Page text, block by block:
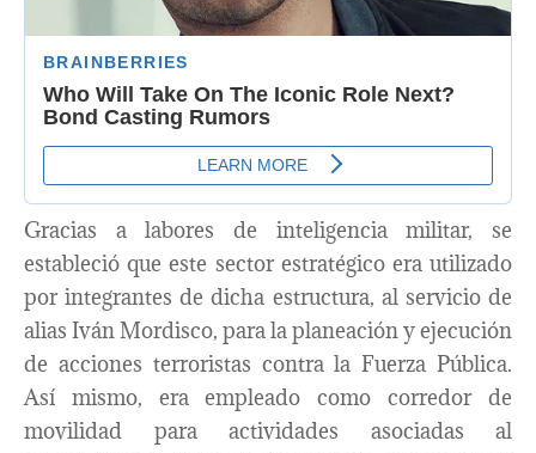
Gracias a labores de inteligencia militar, se
estableció que este sector estratégico era utilizado
por integrantes de dicha estructura, al servicio de
alias Iván Mordisco, para la planeación y ejecución
de acciones terroristas contra la Fuerza Pública.
Así mismo, era empleado como corredor de
movilidad para actividades asociadas al